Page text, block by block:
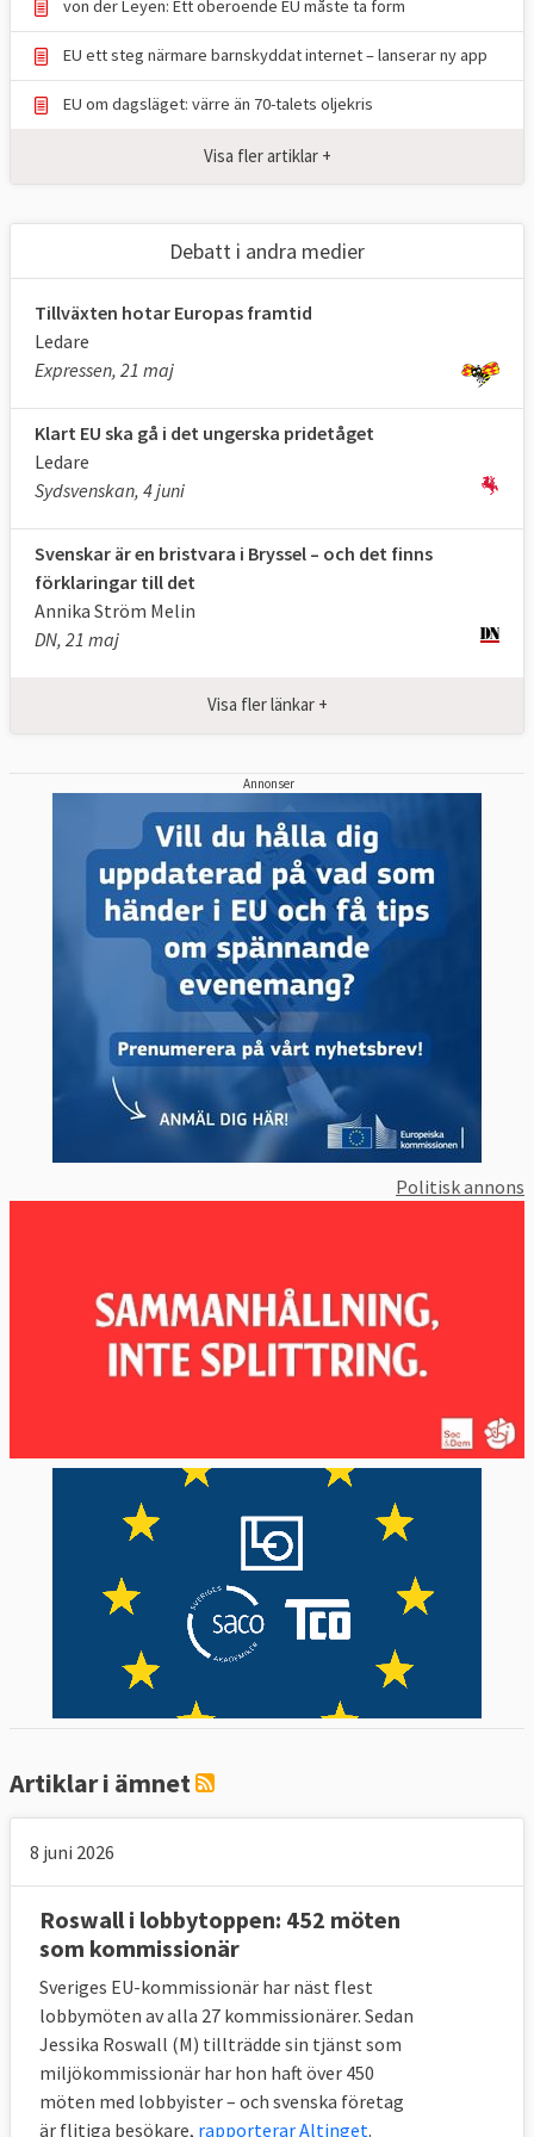
Kommissionärerna företräder EU
Kommissionen består av en kommissionär
från varje medlemsland. Dessa personer
arbetar för kommissionen och EU som
ledamoten i kommissionen är Jessika
Roswall (M) med ansvar för miljö,
vattenresiliens och en konkurrenskraftig
cirkulär ekonomi.
Kommissionens tjänstemän finns på olika
avdelningar som kallas generaldirektorat.
Generaldirektoraten utformar nya förslag
till EU-lagstiftningen, men förslagen blir inte
officiella förrän de antagits av
kommissionärerna. Kommissionen ansvarar
för att ta fram nya lagförslag och lägga
fram dem för Europaparlamentet och rådet.
Europaparlamentet, olika intressegrupper,
medlemsländernas regeringar och
rådgivare.
Så tillsätts en ny kommission
Vart femte år tillsätts en ny kommission av
Europaparlamentet. Den nuvarande
kommissionen där Ursula von der Leyen är
ordförande sitter till den 31 oktober 2029.
När en ny kommission ska väljas föreslår
medlemsländerna sina egna kandidater. När
parlamentet godkänt kommissionens
måste godkännas av Europaparlamentet.
Europaparlamentet kan också avsätta EU-
kommissionen.
Kommissionen har sitt säte i Bryssel, men
den har också verksamhet i Luxemburg, och
även representationskontor i alla
medlemsländer, samt i många länder
Kommissionen har sammanträde en gång i
veckan, vanligtvis på onsdagar. Dessa möten
är inte offentliga, men allmänheten har
tillgång till kommissionens handlingar som
Kommissionen tar många beslut
Kommissionen fungerar som en myndighet
olika bestämmelser kan delas upp i tre
kategorier: Förordningar, direktiv och beslut.
Förordningarna innefattar de kraftfullaste
besluten som fungerar som bindande
lagstiftning direkt när de antas. Direktiven
innebär ofta att medlemsländerna får
anpassa sin lagstiftning under en tid innan
von der Leyen: Ett oberoende EU måste ta form
EU ett steg närmare barnskyddat internet – lanserar ny app
EU om dagsläget: värre än 70-talets oljekris
Visa fler artiklar +
Debatt i andra medier
Tillväxten hotar Europas framtid
Ledare
Expressen, 21 maj
Klart EU ska gå i det ungerska pridetåget
Ledare
Sydsvenskan, 4 juni
Svenskar är en bristvara i Bryssel – och det finns
förklaringar till det
Annika Ström Melin
DN, 21 maj
Visa fler länkar +
Annonser
Politisk annons
Artiklar i ämnet
8 juni 2026
Roswall i lobbytoppen: 452 möten
som kommissionär
Sveriges EU-kommissionär har näst flest
lobbymöten av alla 27 kommissionärer. Sedan
Jessika Roswall (M) tillträdde sin tjänst som
miljökommissionär har hon haft över 450
möten med lobbyister – och svenska företag
är flitiga besökare, rapporterar Altinget.